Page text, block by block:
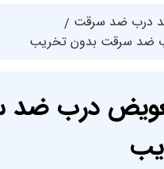
درب ضد سرقت
ضد سرقت بدون تخریب
درب ضد